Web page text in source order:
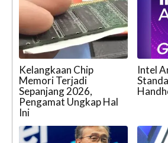
Kelangkaan Chip
Memori Terjadi
Sepanjang 2026,
Pengamat Ungkap Hal
Ini
Intel